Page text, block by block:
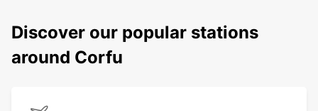
Discover our popular stations
around Corfu